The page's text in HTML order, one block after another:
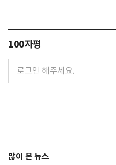
100자평
많이 본 뉴스